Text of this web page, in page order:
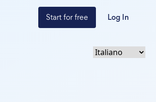
Start for free Log In